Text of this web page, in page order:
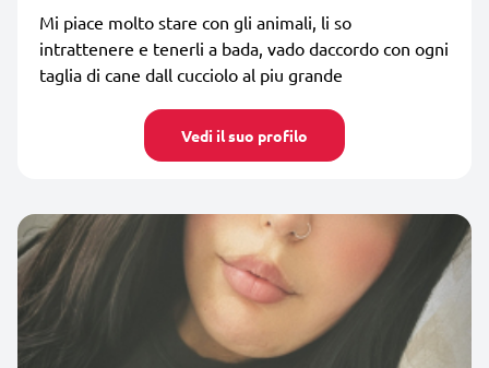
Mi piace molto stare con gli animali, li so
intrattenere e tenerli a bada, vado daccordo con ogni
taglia di cane dall cucciolo al piu grande
Vedi il suo profilo